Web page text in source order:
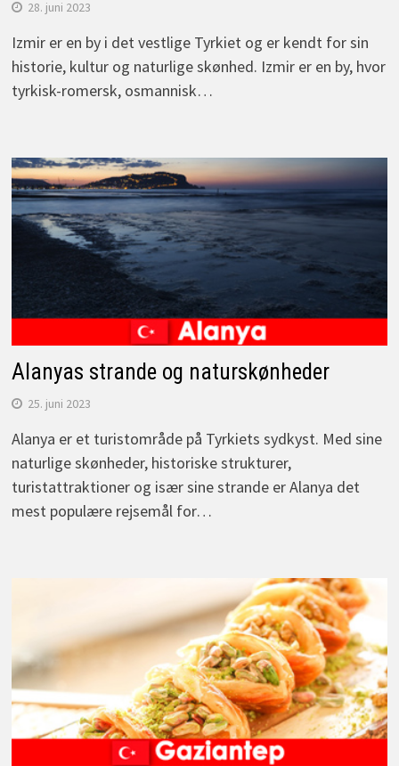
28. juni 2023
Izmir er en by i det vestlige Tyrkiet og er kendt for sin
historie, kultur og naturlige skønhed. Izmir er en by, hvor
tyrkisk-romersk, osmannisk…
Alanyas strande og naturskønheder
25. juni 2023
Alanya er et turistområde på Tyrkiets sydkyst. Med sine
naturlige skønheder, historiske strukturer,
turistattraktioner og især sine strande er Alanya det
mest populære rejsemål for…